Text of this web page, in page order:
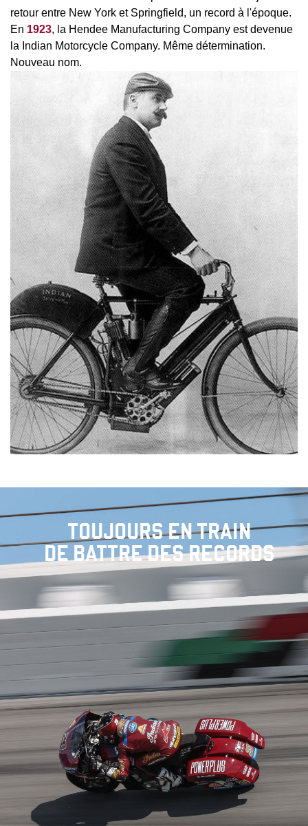
retour entre New York et Springfield, un record à l'époque.
En 1923, la Hendee Manufacturing Company est devenue
la Indian Motorcycle Company. Même détermination.
Nouveau nom.
TOUJOURS EN TRAIN
DE BATTRE DES RECORDS